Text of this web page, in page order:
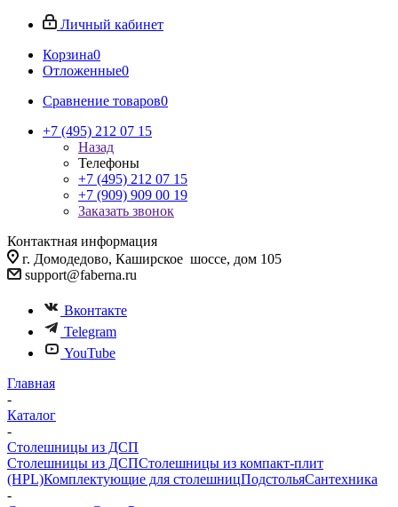
Личный кабинет
Корзина0
Отложенные0
Сравнение товаров0
+7 (495) 212 07 15
Назад
Телефоны
+7 (495) 212 07 15
+7 (909) 909 00 19
Заказать звонок
Контактная информация
г. Домодедово, Каширское шоссе, дом 105
support@faberna.ru
Вконтакте
Telegram
YouTube
Главная
-
Каталог
-
Столешницы из ДСП
Столешницы из ДСПСтолешницы из компакт-плит
(HPL)Комплектующие для столешницПодстольяСантехника
-